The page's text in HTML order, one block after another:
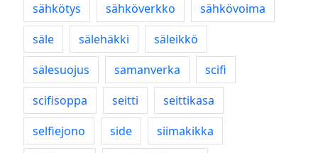
sähkötys
sähköverkko
sähkövoima
säle
sälehäkki
säleikkö
sälesuojus
samanverka
scifi
scifisoppa
seitti
seittikasa
selfiejono
side
siimakikka